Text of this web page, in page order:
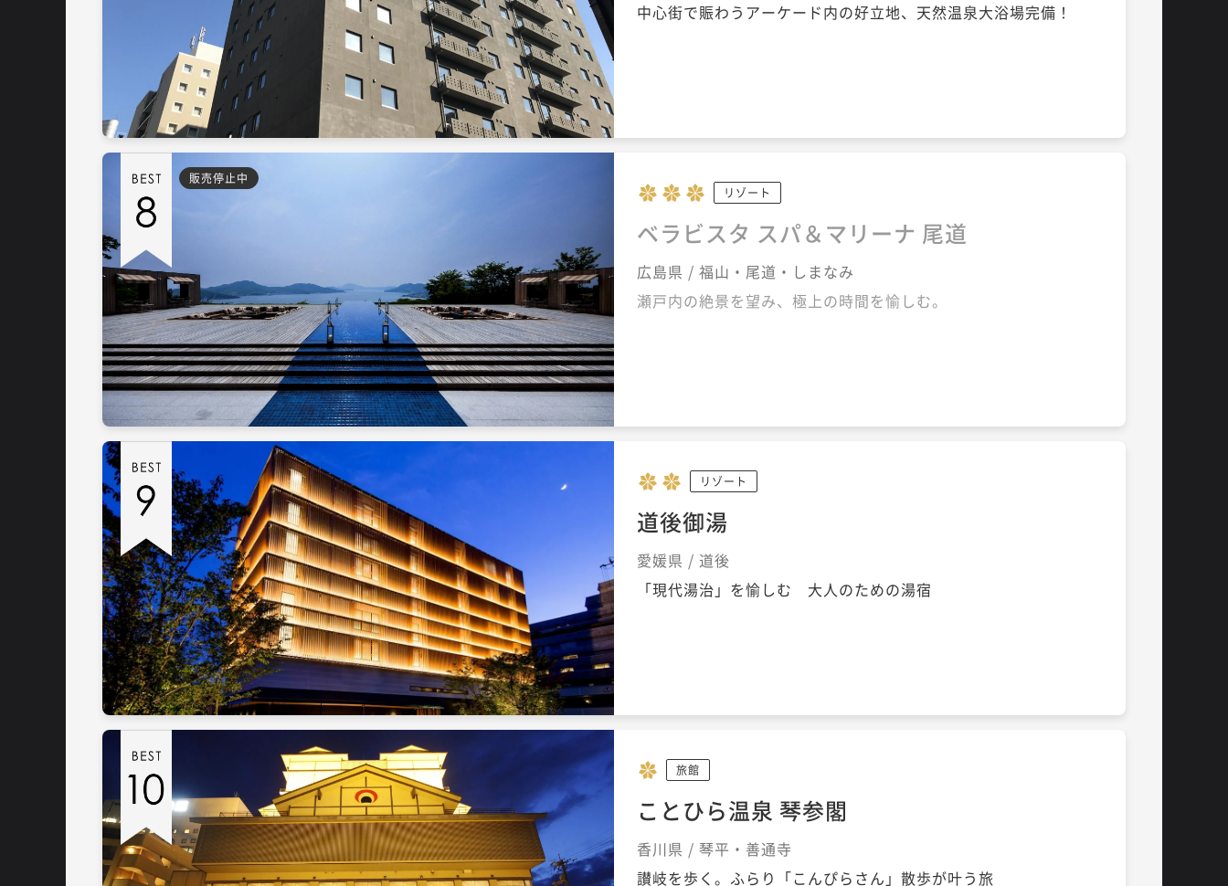
中心街で賑わうアーケード内の好立地、天然温泉大浴場完備！
販売停止中
リゾート
ベラビスタ スパ＆マリーナ 尾道
広島県 / 福山・尾道・しまなみ
瀬戸内の絶景を望み、極上の時間を愉しむ。
リゾート
道後御湯
愛媛県 / 道後
「現代湯治」を愉しむ 大人のための湯宿
旅館
ことひら温泉 琴参閣
香川県 / 琴平・善通寺
讃岐を歩く。ふらり「こんぴらさん」散歩が叶う旅